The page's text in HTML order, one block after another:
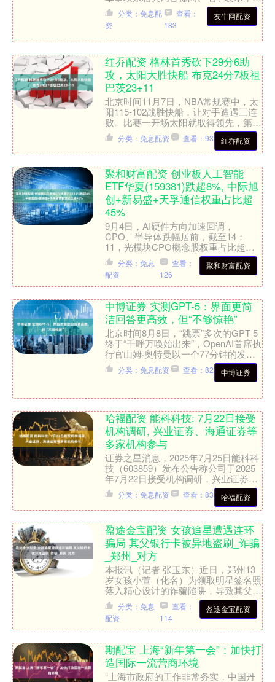
方反对美台官方甚至是军事联系的立场
是一贯的。台湾民进党当....友牛网配资
分类：免息配
资
查看：
183
红乔配资 格林首秀砍下29分6助
攻，太阳大胜快船 布克24分7板祖
巴茨23+11
北京时间11月7日，NBA常规赛中，太
阳115-102战胜快船，让对手遭遇三连
败。比赛一开场太阳就取得领先，第二
节快船反超，但第三节太阳发动进攻
波，并将领先优势....
红乔配资
分类：免息配资 查看：93
聚和财富配资 创业板人工智能
ETF华夏(159381)跌超8%, 中际旭
创+新易盛+天孚通信权重占比超
45%
9月4日，AI硬件方向加速回调，
CPO、半导体跌幅居前，截至14：
11，光模块CPO概念股权重占比超
51%的创业板人工智能指数跌超9%，
天孚通信、太辰光、新易盛....聚和财富配资
分类：免息
配资
查看：
126
中博证券 实测GPT-5：界面更简
洁回答更高效，但“不够惊艳”
北京时间8月8日，“跳票”多次的GPT-5
终于“千呼万唤始出来”，OpenAI首席执
行官山姆·奥特曼以一个77分钟的发布
视频揭开了这个继两年前GPT-4发布震
撼....
中博证券
分类：免息配资 查看：82
哈福配资 能科科技: 7月22日接受
机构调研, 兴业证券、海通证券等
多家机构参与
证券之星消息，2025年7月25日能科科
技（603859）发布公告称公司于2025
年7月22日接受机构调研，兴业证券、
海通证券、工银资管全球、国投瑞银基
金、招商....
哈福配资
分类：免息配资 查看：83
盈途金宝配资 女孩追星遭遇连环
骗局 其父银行卡被异地盗刷_诈骗
_郑州_对方
本报讯（记者 张玉东）近日，郑州13
岁女孩小萱（化名）为领取明星签名照
落入精心设计的诈骗陷阱，导致其父亲
银行卡被异地盗刷9194元。该案暴露
针对未成年追星族的新....盈途金宝配资
分类：免息
配资
查看：
114
期配宝 上海“新年第一会”：加快打
造国际一流营商环境
“上海市政府的工作非常务实，中国丹